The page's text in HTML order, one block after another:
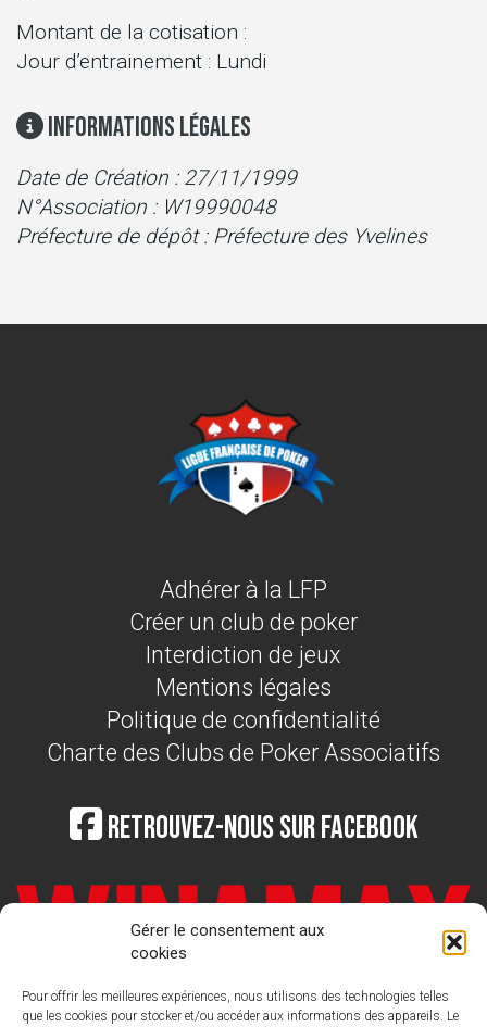
Gérer le consentement aux
cookies
Pour offrir les meilleures expériences, nous utilisons des technologies telles
que les cookies pour stocker et/ou accéder aux informations des appareils. Le
Montant de la cotisation :
Jour d’entrainement : Lundi
Informations Légales
Date de Création : 27/11/1999
N°Association : W19990048
Préfecture de dépôt : Préfecture des Yvelines
Adhérer à la LFP
Créer un club de poker
Interdiction de jeux
Mentions légales
Politique de confidentialité
Charte des Clubs de Poker Associatifs
Retrouvez-nous sur Facebook